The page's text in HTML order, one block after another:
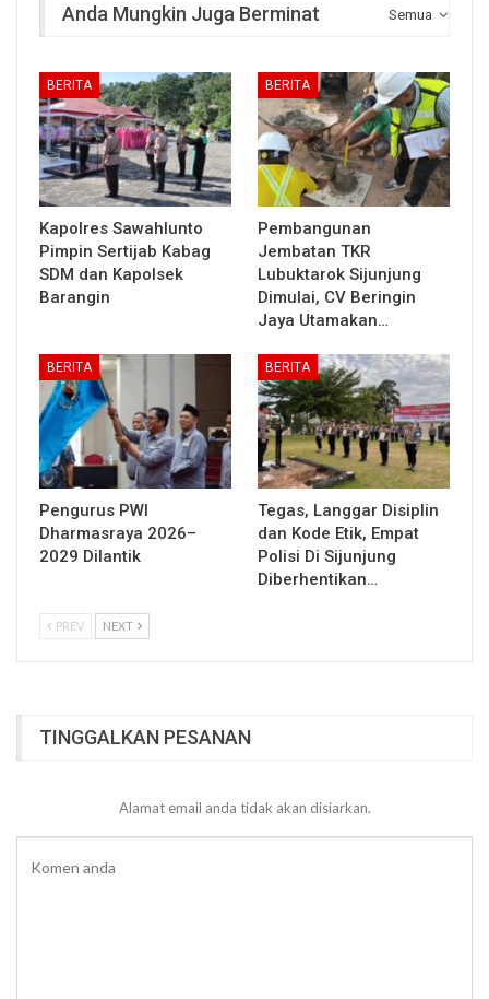
Semua
Anda Mungkin Juga Berminat
BERITA
Kapolres Sawahlunto
Pimpin Sertijab Kabag
SDM dan Kapolsek
Barangin
BERITA
Pembangunan
Jembatan TKR
Lubuktarok Sijunjung
Dimulai, CV Beringin
Jaya Utamakan…
BERITA
Pengurus PWI
Dharmasraya 2026–
2029 Dilantik
BERITA
Tegas, Langgar Disiplin
dan Kode Etik, Empat
Polisi Di Sijunjung
Diberhentikan…
PREV NEXT
TINGGALKAN PESANAN
Alamat email anda tidak akan disiarkan.